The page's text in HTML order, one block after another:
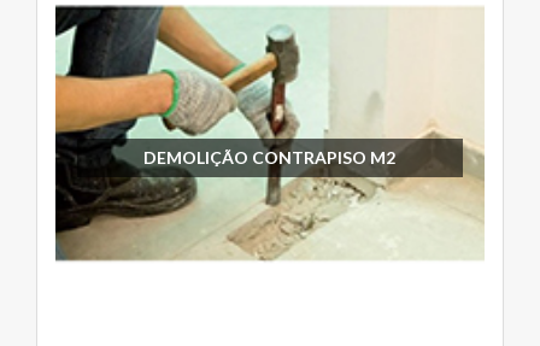
DEMOLIÇÃO CONTRAPISO M2